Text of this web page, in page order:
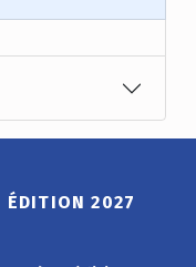
ÉDITION 2027